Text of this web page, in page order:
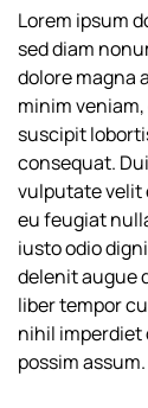
Lorem ipsum
sed diam
dolore magna
minim
suscipit
consequat.
vulputate velit
eu feugiat
iusto odio
delenit augue
liber tempor
nihil imperdiet
possim assum.